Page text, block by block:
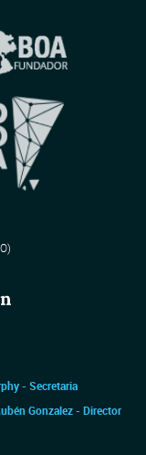
- Secretaria
Gonzalez - Director